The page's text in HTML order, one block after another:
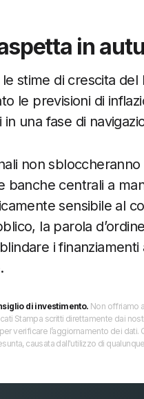
in
stime di crescita del
le previsioni di
una fase di
non
banche centrali a
sensibile al
la parola
i
di investimento. Non offriamo
Stampa scritti direttamente dai
verificare l’aggiornamento dei
causata dall'utilizzo di